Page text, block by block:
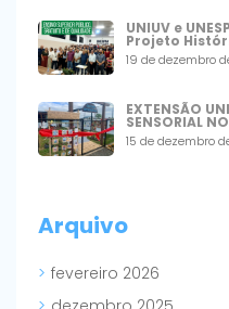
UNIUV e
Projeto
19 de dezembro
EXTENSÃO
SENSORIAL
15 de dezembro
Arquivo
fevereiro 2026